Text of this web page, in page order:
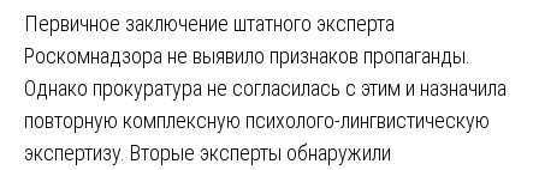
Первичное заключение штатного эксперта
Роскомнадзора не выявило признаков пропаганды.
Однако прокуратура не согласилась с этим и назначила
повторную комплексную психолого-лингвистическую
экспертизу. Вторые эксперты обнаружили